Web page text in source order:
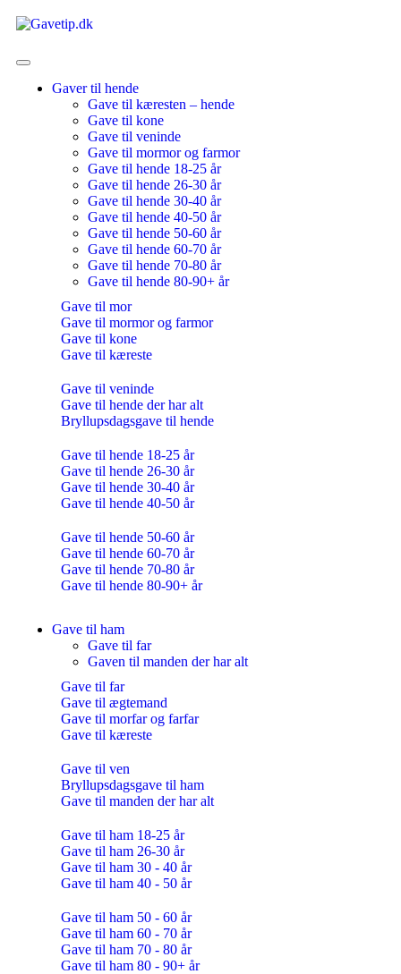
Gaver til hende
Gave til kæresten – hende
Gave til kone
Gave til veninde
Gave til mormor og farmor
Gave til hende 18-25 år
Gave til hende 26-30 år
Gave til hende 30-40 år
Gave til hende 40-50 år
Gave til hende 50-60 år
Gave til hende 60-70 år
Gave til hende 70-80 år
Gave til hende 80-90+ år
Gave til mor
Gave til mormor og farmor
Gave til kone
Gave til kæreste
Gave til veninde
Gave til hende der har alt
Bryllupsdagsgave til hende
Gave til hende 18-25 år
Gave til hende 26-30 år
Gave til hende 30-40 år
Gave til hende 40-50 år
Gave til hende 50-60 år
Gave til hende 60-70 år
Gave til hende 70-80 år
Gave til hende 80-90+ år
Gave til ham
Gave til far
Gaven til manden der har alt
Gave til far
Gave til ægtemand
Gave til morfar og farfar
Gave til kæreste
Gave til ven
Bryllupsdagsgave til ham
Gave til manden der har alt
Gave til ham 18-25 år
Gave til ham 26-30 år
Gave til ham 30 - 40 år
Gave til ham 40 - 50 år
Gave til ham 50 - 60 år
Gave til ham 60 - 70 år
Gave til ham 70 - 80 år
Gave til ham 80 - 90+ år